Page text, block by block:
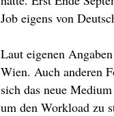
Job eigens von
Laut eigenen
Wien. Auch anderen
sich das neue
um den Workload zu